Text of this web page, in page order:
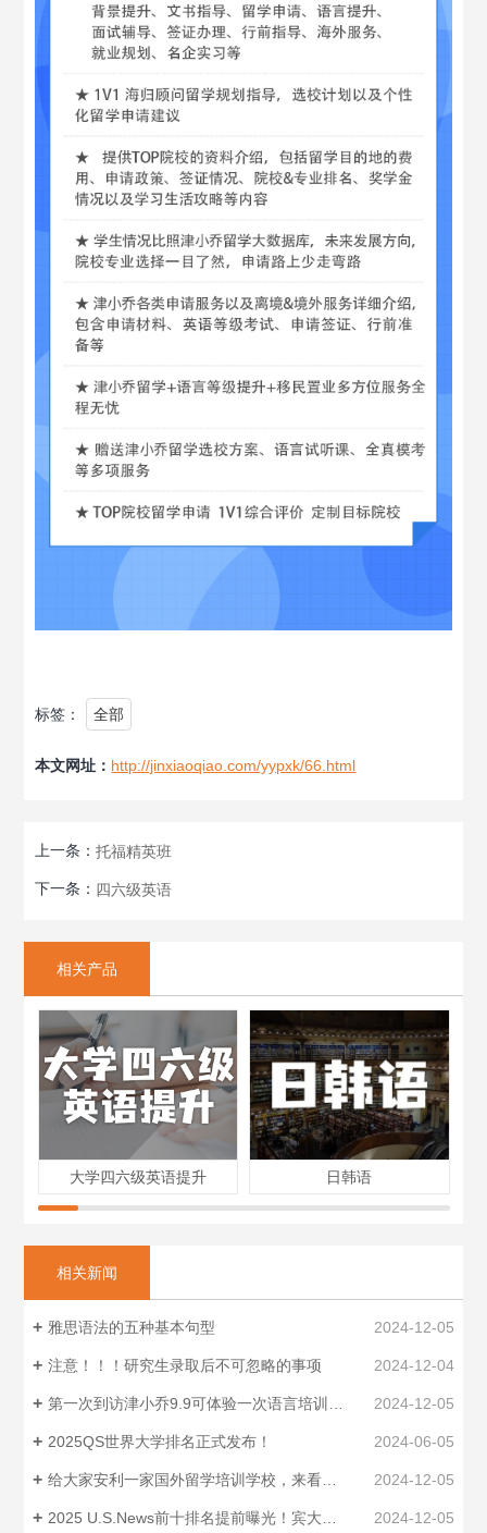
标签： 全部
本文网址： http://jinxiaoqiao.com/yypxk/66.html
上一条：托福精英班
下一条： 四六级英语
相关产品
大学四六级英语提升 日韩语
相关新闻
雅思语法的五种基本句型 2024-12-05
注意！！！研究生录取后不可忽略的事项 2024-12-04
第一次到访津小乔9.9可体验一次语言培训中一项科目的试听课 2024-12-05
2025QS世界大学排名正式发布！ 2024-06-05
给大家安利一家国外留学培训学校，来看看！！ 2024-12-05
2025 U.S.News前十排名提前曝光！宾大排名跌至历史新低，布朗出局！ 2024-12-05